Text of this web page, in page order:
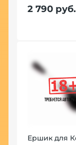
2 790 руб.
Ершик для